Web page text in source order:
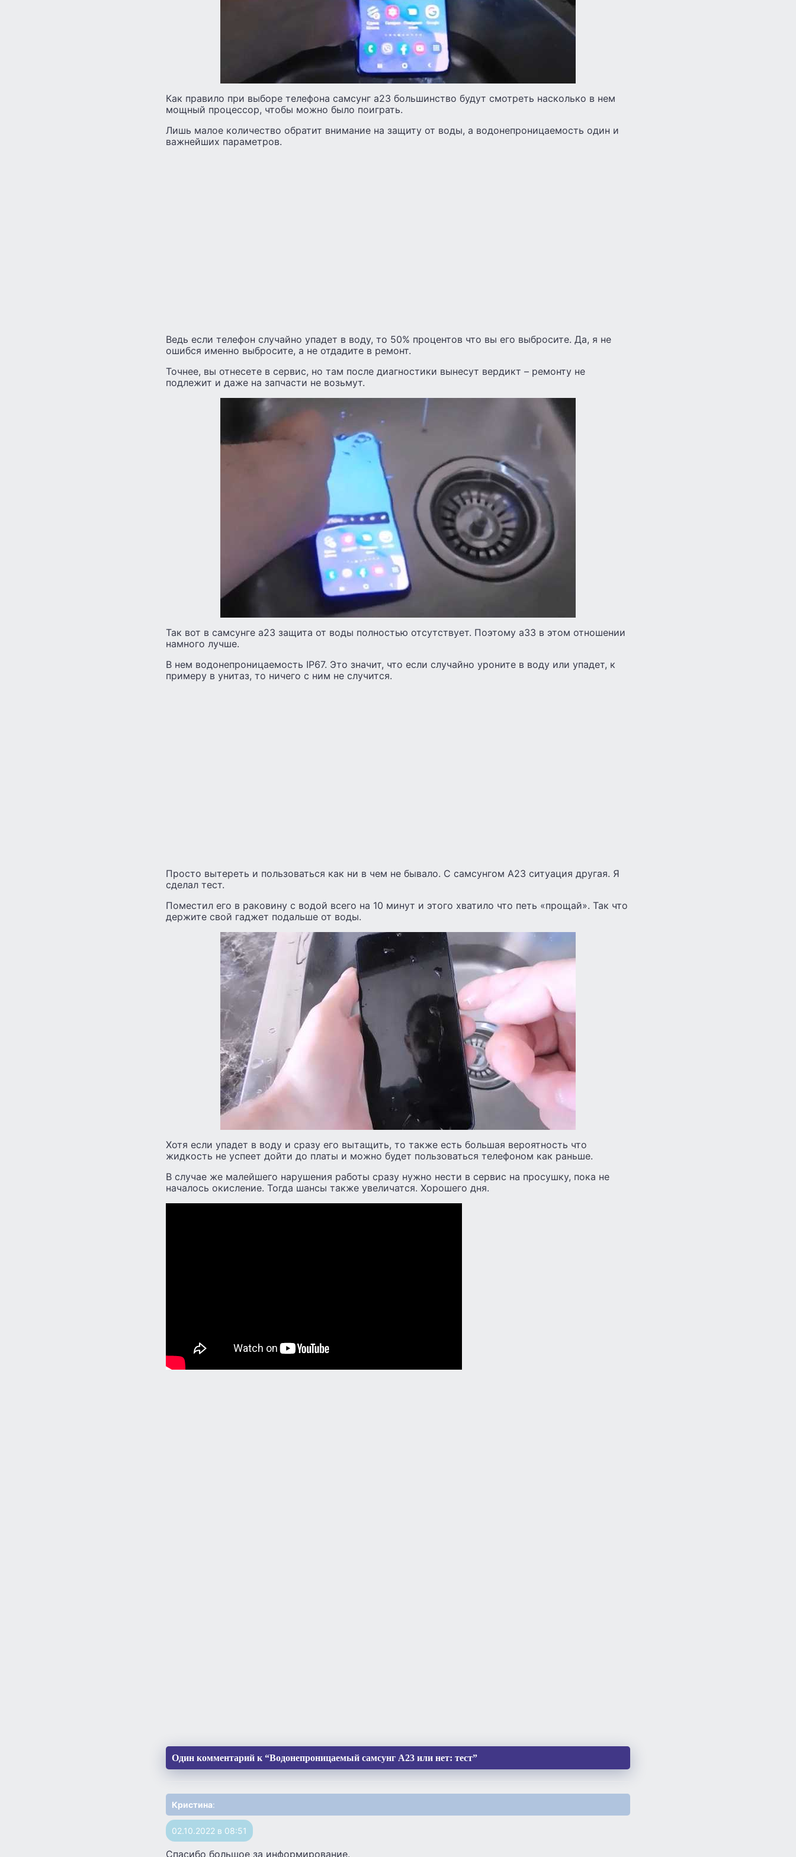
Как правило при выборе телефона самсунг а23 большинство будут смотреть насколько в нем
мощный процессор, чтобы можно было поиграть.
Лишь малое количество обратит внимание на защиту от воды, а водонепроницаемость один и
важнейших параметров.
Ведь если телефон случайно упадет в воду, то 50% процентов что вы его выбросите. Да, я не
ошибся именно выбросите, а не отдадите в ремонт.
Точнее, вы отнесете в сервис, но там после диагностики вынесут вердикт – ремонту не
подлежит и даже на запчасти не возьмут.
Так вот в самсунге а23 защита от воды полностью отсутствует. Поэтому а33 в этом отношении
намного лучше.
В нем водонепроницаемость IP67. Это значит, что если случайно уроните в воду или упадет, к
примеру в унитаз, то ничего с ним не случится.
Просто вытереть и пользоваться как ни в чем не бывало. С самсунгом А23 ситуация другая. Я
сделал тест.
Поместил его в раковину с водой всего на 10 минут и этого хватило что петь «прощай». Так что
держите свой гаджет подальше от воды.
Хотя если упадет в воду и сразу его вытащить, то также есть большая вероятность что
жидкость не успеет дойти до платы и можно будет пользоваться телефоном как раньше.
В случае же малейшего нарушения работы сразу нужно нести в сервис на просушку, пока не
началось окисление. Тогда шансы также увеличатся. Хорошего дня.
Один комментарий к “Водонепроницаемый самсунг А23 или нет: тест”
Кристина:
02.10.2022 в 08:51
Спасибо большое за информирование.